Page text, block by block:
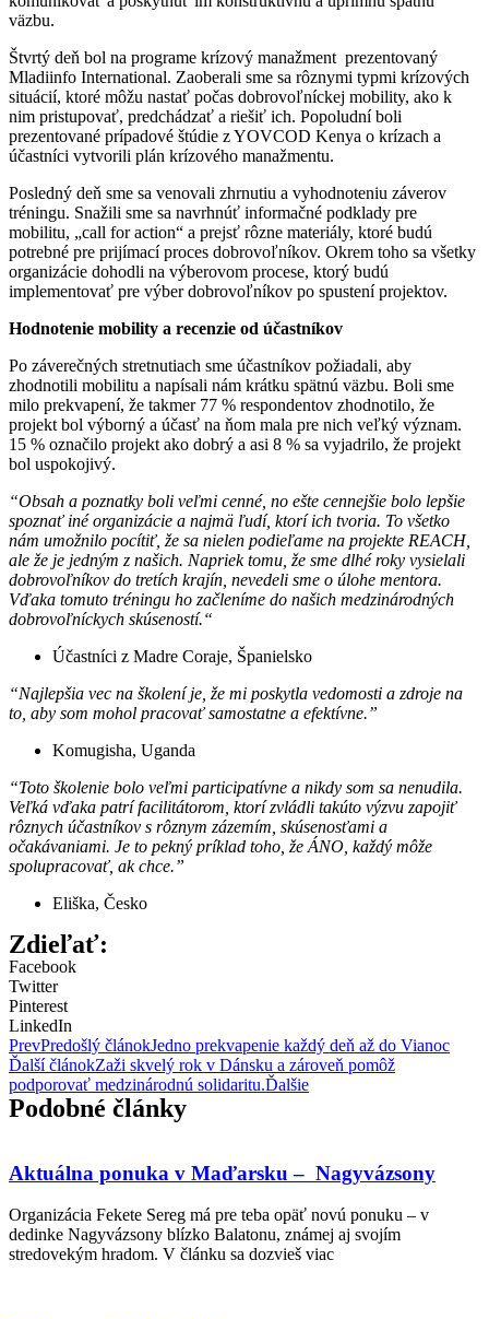
väzbu.
Štvrtý deň bol na programe krízový manažment prezentovaný
Mladiinfo International. Zaoberali sme sa rôznymi typmi krízových
situácií, ktoré môžu nastať počas dobrovoľníckej mobility, ako k
nim pristupovať, predchádzať a riešiť ich. Popoludní boli
prezentované prípadové štúdie z YOVCOD Kenya o krízach a
účastníci vytvorili plán krízového manažmentu.
Posledný deň sme sa venovali zhrnutiu a vyhodnoteniu záverov
tréningu. Snažili sme sa navrhnúť informačné podklady pre
mobilitu, „call for action“ a prejsť rôzne materiály, ktoré budú
potrebné pre prijímací proces dobrovoľníkov. Okrem toho sa všetky
organizácie dohodli na výberovom procese, ktorý budú
implementovať pre výber dobrovoľníkov po spustení projektov.
Hodnotenie mobility a recenzie od účastníkov
Po záverečných stretnutiach sme účastníkov požiadali, aby
zhodnotili mobilitu a napísali nám krátku spätnú väzbu. Boli sme
milo prekvapení, že takmer 77 % respondentov zhodnotilo, že
projekt bol výborný a účasť na ňom mala pre nich veľký význam.
15 % označilo projekt ako dobrý a asi 8 % sa vyjadrilo, že projekt
bol uspokojivý.
“Obsah a poznatky boli veľmi cenné, no ešte cennejšie bolo lepšie
spoznať iné organizácie a najmä ľudí, ktorí ich tvoria. To všetko
nám umožnilo pocítiť, že sa nielen podieľame na projekte REACH,
ale že je jedným z našich. Napriek tomu, že sme dlhé roky vysielali
dobrovoľníkov do tretích krajín, nevedeli sme o úlohe mentora.
Vďaka tomuto tréningu ho začleníme do našich medzinárodných
dobrovoľníckych skúseností.“
Účastníci z Madre Coraje, Španielsko
“Najlepšia vec na školení je, že mi poskytla vedomosti a zdroje na
to, aby som mohol pracovať samostatne a efektívne.”
Komugisha, Uganda
“Toto školenie bolo veľmi participatívne a nikdy som sa nenudila.
Veľká vďaka patrí facilitátorom, ktorí zvládli takúto výzvu zapojiť
rôznych účastníkov s rôznym zázemím, skúsenosťami a
očakávaniami. Je to pekný príklad toho, že ÁNO, každý môže
spolupracovať, ak chce.”
Eliška, Česko
Zdieľať:
Facebook
Twitter
Pinterest
LinkedIn
PrevPredošlý článokJedno prekvapenie každý deň až do Vianoc
Ďalší článokZaži skvelý rok v Dánsku a zároveň pomôž
podporovať medzinárodnú solidaritu.Ďalšie
Podobné články
Aktuálna ponuka v Maďarsku – Nagyvázsony
Organizácia Fekete Sereg má pre teba opäť novú ponuku – v
dedinke Nagyvázsony blízko Balatonu, známej aj svojím
stredovekým hradom. V článku sa dozvieš viac